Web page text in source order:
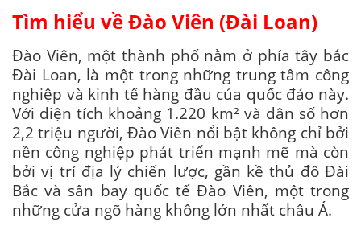
Tìm hiểu về Đào Viên (Đài Loan)
Đào Viên, một thành phố nằm ở phía tây bắc
Đài Loan, là một trong những trung tâm công
nghiệp và kinh tế hàng đầu của quốc đảo này.
Với diện tích khoảng 1.220 km² và dân số hơn
2,2 triệu người, Đào Viên nổi bật không chỉ bởi
nền công nghiệp phát triển mạnh mẽ mà còn
bởi vị trí địa lý chiến lược, gần kề thủ đô Đài
Bắc và sân bay quốc tế Đào Viên, một trong
những cửa ngõ hàng không lớn nhất châu Á.